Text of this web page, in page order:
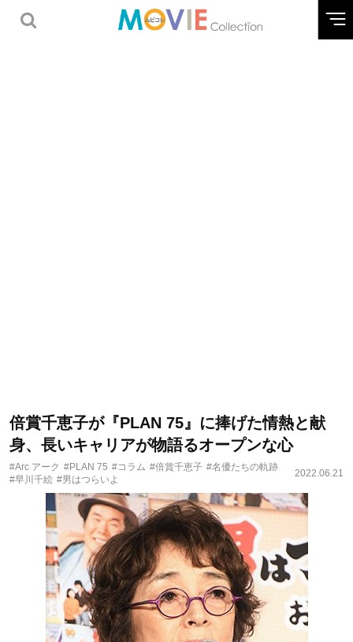
倍賞千恵子が『PLAN 75』に捧げた情熱と献
身、長いキャリアが物語るオープンな心
#Arc アーク #PLAN 75 #コラム #倍賞千恵子 #名優たちの軌跡
#早川千絵 #男はつらいよ
2022.06.21